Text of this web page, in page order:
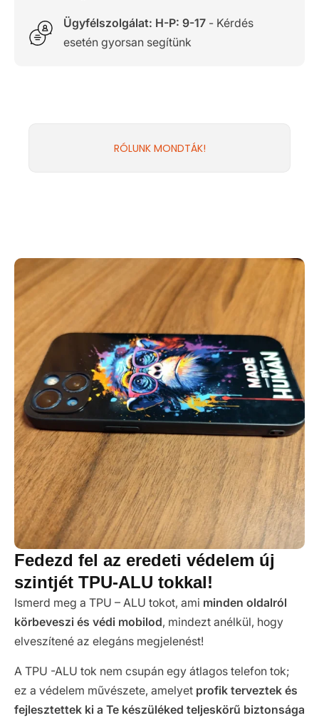
Ügyfélszolgálat: H-P: 9-17- Kérdés
esetén gyorsan segítünk
RÓLUNK MONDTÁK!
Fedezd fel az eredeti védelem új
szintjét TPU-ALU tokkal!
Ismerd meg a TPU – ALU tokot, ami minden oldalról
körbeveszi és védi mobilod, mindezt anélkül, hogy
elveszítené az elegáns megjelenést!
A TPU -ALU tok nem csupán egy átlagos telefon tok;
ez a védelem művészete, amelyet profik terveztek és
fejlesztettek ki a Te készüléked teljeskörű biztonsága